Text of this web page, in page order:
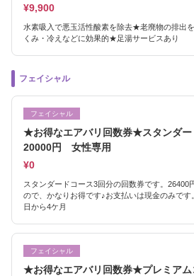
¥9,900
水素吸入で悪玉活性酸素を除去★老廃物の排出
くみ・冷えなどに効果的★足湯サービスあり
フェイシャル
フェイシャル
★お得なエアバリ回数券★スタンダー
20000円 女性専用
¥0
スタンダードコース3回分の回数券です。
ので、かなりお得です♪お支払いは現金のみです
日から4ケ月
フェイシャル
★お得なエアバリ回数券★プレミアム